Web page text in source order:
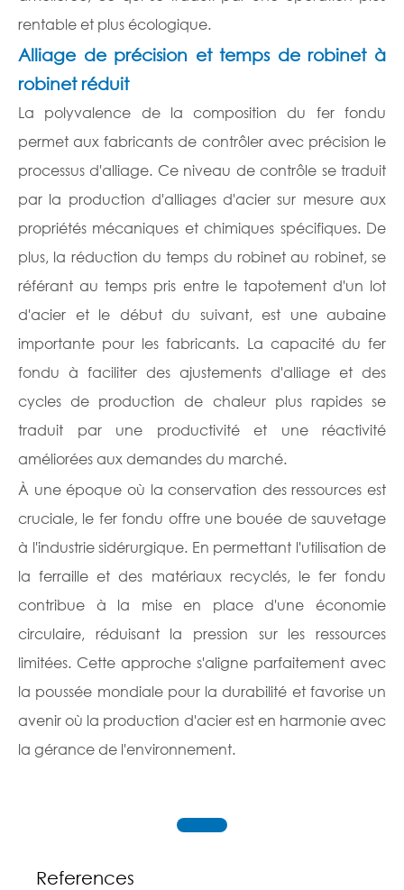
rentable et plus écologique.
Alliage de précision et temps de robinet à
robinet réduit
La polyvalence de la composition du fer fondu
permet aux fabricants de contrôler avec précision le
processus d'alliage. Ce niveau de contrôle se traduit
par la production d'alliages d'acier sur mesure aux
propriétés mécaniques et chimiques spécifiques. De
plus, la réduction du temps du robinet au robinet, se
référant au temps pris entre le tapotement d'un lot
d'acier et le début du suivant, est une aubaine
importante pour les fabricants. La capacité du fer
fondu à faciliter des ajustements d'alliage et des
cycles de production de chaleur plus rapides se
traduit par une productivité et une réactivité
améliorées aux demandes du marché.
À une époque où la conservation des ressources est
cruciale, le fer fondu offre une bouée de sauvetage
à l'industrie sidérurgique. En permettant l'utilisation de
la ferraille et des matériaux recyclés, le fer fondu
contribue à la mise en place d'une économie
circulaire, réduisant la pression sur les ressources
limitées. Cette approche s'aligne parfaitement avec
la poussée mondiale pour la durabilité et favorise un
avenir où la production d'acier est en harmonie avec
la gérance de l'environnement.
References